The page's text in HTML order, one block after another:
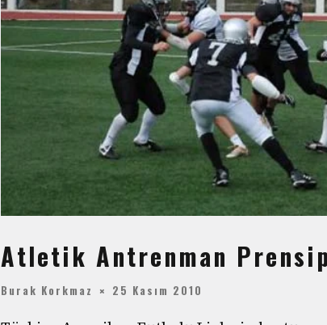
Atletik Antrenman
Burak Korkmaz 25 Kasım 2010